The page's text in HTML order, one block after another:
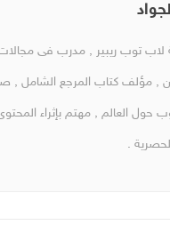
توب ريبير , مدرب فى مجالات
, مؤلف كتاب المرجع الشامل ,
حول العالم , مهتم بإثراء
.